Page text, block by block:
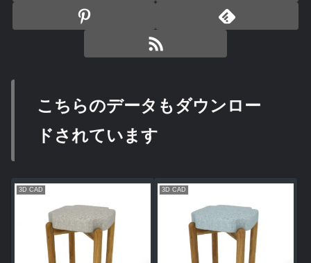
こちらのデータもダウンロー
ドされています
3D CAD 3D CAD